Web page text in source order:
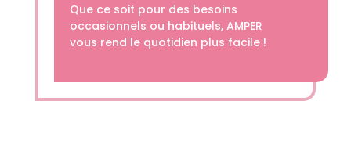
Que ce soit pour des besoins
occasionnels ou habituels, AMPER
vous rend le quotidien plus facile !